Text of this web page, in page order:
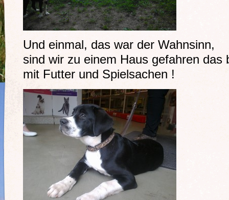
Und einmal, das war der Wahnsinn,
sind wir zu einem Haus gefahren das
mit Futter und Spielsachen !